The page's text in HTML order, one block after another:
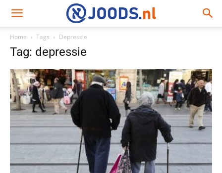
Home Tags Depressie
Tag: depressie